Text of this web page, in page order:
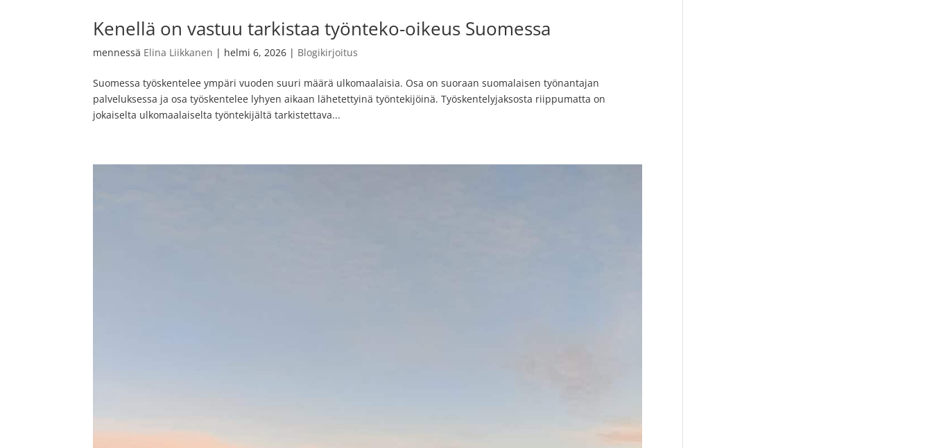
Kenellä on vastuu tarkistaa työnteko-oikeus Suomessa
mennessä Elina Liikkanen | helmi 6, 2026 | Blogikirjoitus
Suomessa työskentelee ympäri vuoden suuri määrä ulkomaalaisia. Osa on suoraan suomalaisen työnantajan
palveluksessa ja osa työskentelee lyhyen aikaan lähetettyinä työntekijöinä. Työskentelyjaksosta riippumatta on
jokaiselta ulkomaalaiselta työntekijältä tarkistettava...